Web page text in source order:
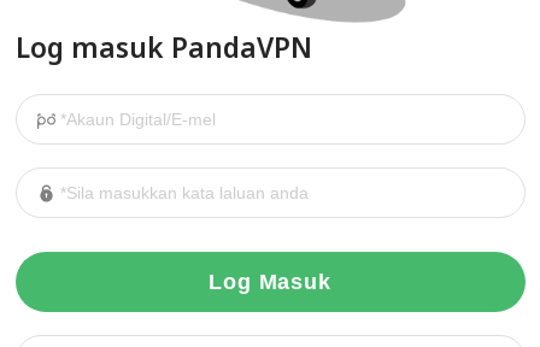
Log masuk PandaVPN
Log Masuk